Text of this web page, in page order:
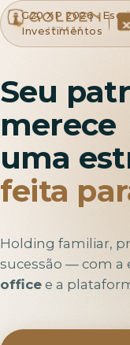
G20 XP 2026 ·
Investimentos
Seu
merece
uma
feita
Holding familiar,
sucessão — com a
office e a